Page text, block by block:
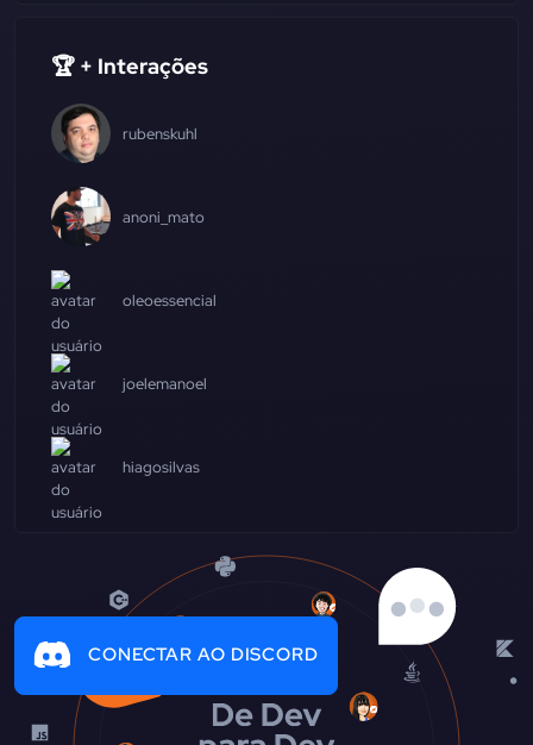
🏆 + Interações
rubenskuhl
anoni_mato
oleoessencial
joelemanoel
hiagosilvas
CONECTAR AO DISCORD